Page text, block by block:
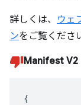
詳しくは、 ウェ
ンをご覧くださ
Manifest V2
{